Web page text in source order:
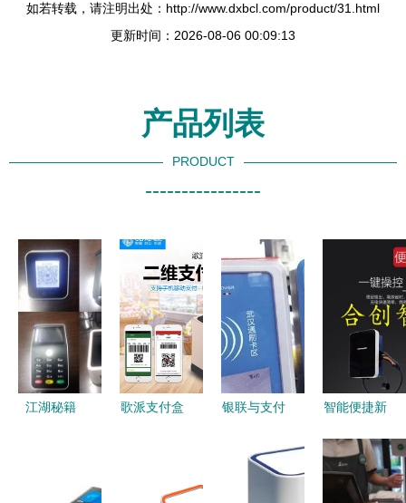
如若转载，请注明出处：http://www.dxbcl.com/product/31.html
更新时间：2026-08-06 00:09:13
产品列表
PRODUCT
----------------
江湖秘籍
歌派支付盒
高效扫码支
银联与支付
恩施公交系
智能便捷新
家用立柱壁
挂式充电桩